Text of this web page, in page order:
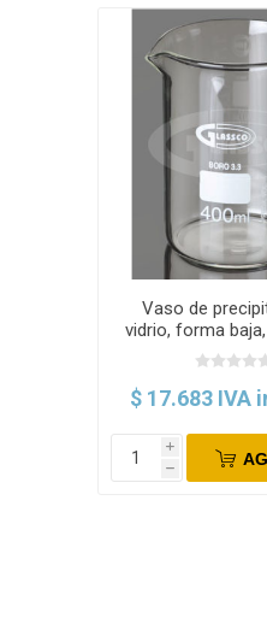
Vaso de
vidrio, forma
Glassco
$ 17.683 IVA
i
h